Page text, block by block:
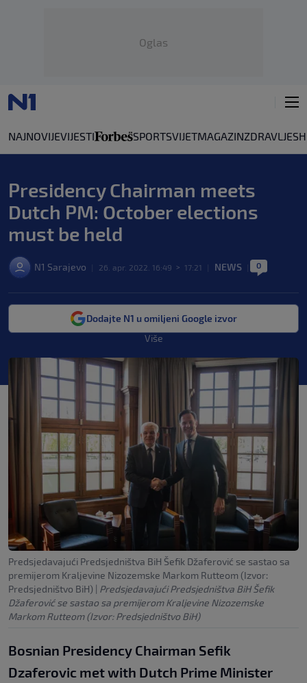
Oglas
NAJNOVIJEVIJESTI SPORTSVIJETMAGAZINZDRAVLJE
Presidency Chairman meets
Dutch PM: October elections
must be held
N1 Sarajevo 26. apr. 2022. 16:49 > 17:21 NEWS 0
Dodajte N1 u omiljeni Google izvor
Više
Predsjedavajući Predsjedništva BiH Šefik Džaferović se sastao sa
premijerom Kraljevine Nizozemske Markom Rutteom (Izvor:
Predsjedništvo BiH) | Predsjedavajući Predsjedništva BiH Šefik
Džaferović se sastao sa premijerom Kraljevine Nizozemske
Markom Rutteom (Izvor: Predsjedništvo BiH)
Bosnian Presidency Chairman Sefik
Dzaferovic met with Dutch Prime Minister